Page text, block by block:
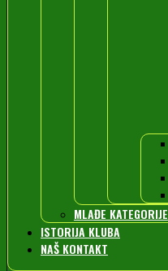
MLAĐE KATEGORIJE
ISTORIJA KLUBA
NAŠ KONTAKT